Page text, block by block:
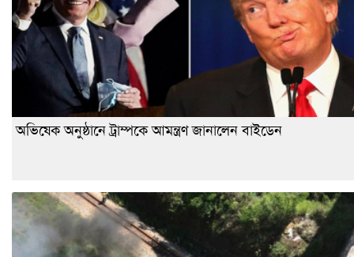
অভিষেক অনুষ্ঠানে ট্রাম্পকে আমন্ত্রণ জানালেন বাইডেন